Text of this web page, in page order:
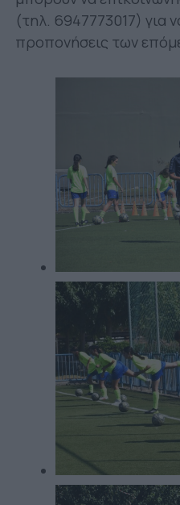
(τηλ. 6947773017) για
προπονήσεις των